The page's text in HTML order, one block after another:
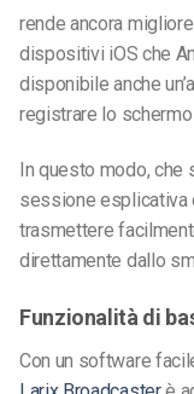
rende ancora
dispositivi iOS che
disponibile anche
registrare lo
In questo modo,
sessione esplicativa
trasmettere
direttamente dallo
Funzionalità di
Con un software